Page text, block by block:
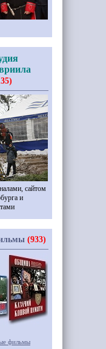
сайтом
и
(933)
фильмы